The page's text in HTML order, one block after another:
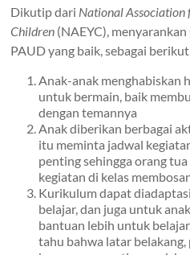
Dikutip dari National Association
Children (NAEYC),
PAUD yang baik, sebagai berikut
Anak-anak menghabiskan
untuk bermain, baik
dengan temannya
Anak diberikan berbagai
itu meminta jadwal
penting sehingga orang
kegiatan di kelas
Kurikulum dapat
belajar, dan juga untuk
bantuan lebih untuk
tahu bahwa latar belakang,